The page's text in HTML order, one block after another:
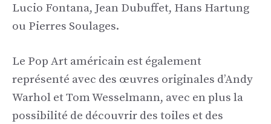
Lucio Fontana, Jean Dubuffet, Hans Hartung
ou Pierres Soulages.
Le Pop Art américain est également
représenté avec des œuvres originales d’Andy
Warhol et Tom Wesselmann, avec en plus la
possibilité de découvrir des toiles et des